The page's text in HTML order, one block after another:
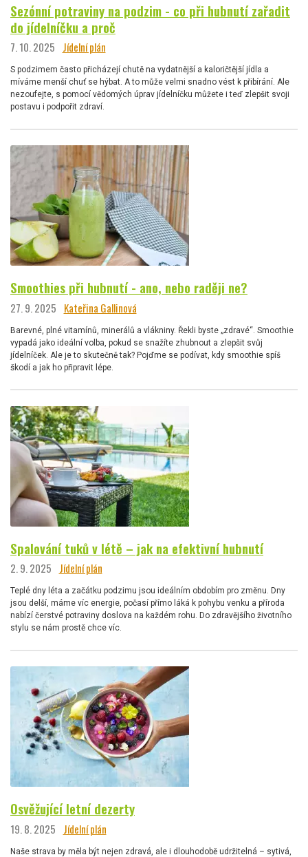
Sezónní potraviny na podzim - co při hubnutí zařadit
do jídelníčku a proč
7. 10. 2025 Jídelní plán
S podzimem často přicházejí chutě na vydatnější a kaloričtější jídla a
míváme menší chuť se hýbat. A to může velmi snadno vést k přibírání. Ale
nezoufejte, s pomocí vědomých úprav jídelníčku můžete i teď zlepšit svoji
postavu i podpořit zdraví.
Smoothies při hubnutí - ano, nebo raději ne?
27. 9. 2025 Kateřina Gallinová
Barevné, plné vitamínů, minerálů a vlákniny. Řekli byste „zdravé“. Smoothie
vypadá jako ideální volba, pokud se snažíte zhubnout a zlepšit svůj
jídelníček. Ale je to skutečně tak? Pojďme se podívat, kdy smoothie spíš
škodí a jak ho připravit lépe.
Spalování tuků v létě – jak na efektivní hubnutí
2. 9. 2025 Jídelní plán
Teplé dny léta a začátku podzimu jsou ideálním obdobím pro změnu. Dny
jsou delší, máme víc energie, počasí přímo láká k pohybu venku a příroda
nabízí čerstvé potraviny doslova na každém rohu. Do zdravějšího životního
stylu se nám prostě chce víc.
Osvěžující letní dezerty
19. 8. 2025 Jídelní plán
Naše strava by měla být nejen zdravá, ale i dlouhodobě udržitelná – sytivá,